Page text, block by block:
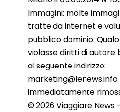
Immagini: molte
tratte da internet e
pubblico dominio.
violasse diritti di autore
al seguente indirizzo:
immediatamente
© 2026 Viaggiare News